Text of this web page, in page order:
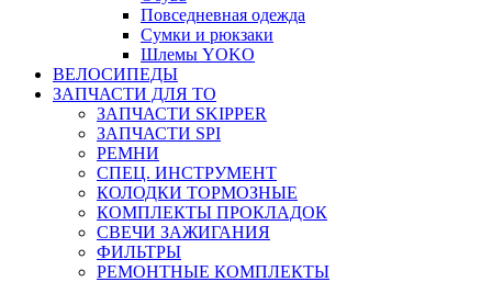
Повседневная одежда
Сумки и рюкзаки
Шлемы YOKO
ВЕЛОСИПЕДЫ
ЗАПЧАСТИ ДЛЯ ТО
ЗАПЧАСТИ SKIPPER
ЗАПЧАСТИ SPI
РЕМНИ
СПЕЦ. ИНСТРУМЕНТ
КОЛОДКИ ТОРМОЗНЫЕ
КОМПЛЕКТЫ ПРОКЛАДОК
СВЕЧИ ЗАЖИГАНИЯ
ФИЛЬТРЫ
РЕМОНТНЫЕ КОМПЛЕКТЫ